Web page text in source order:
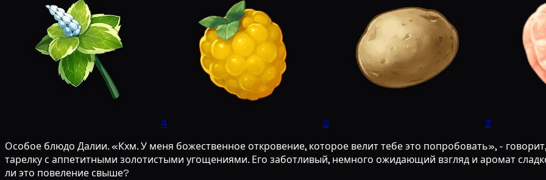
4 2 3
Особое блюдо Далии. «Кхм. У меня божественное откровение, которое велит тебе это попробовать», -
тарелку с аппетитными золотистыми угощениями. Его заботливый, немного ожидающий взгляд и аромат
ли это повеление свыше?